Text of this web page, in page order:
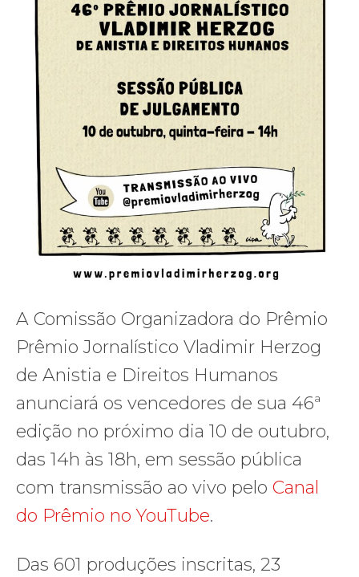
A Comissão Organizadora do Prêmio
Prêmio Jornalístico Vladimir Herzog
de Anistia e Direitos Humanos
anunciará os vencedores de sua 46ª
edição no próximo dia 10 de outubro,
das 14h às 18h, em sessão pública
com transmissão ao vivo pelo Canal
do Prêmio no YouTube.
Das 601 produções inscritas, 23